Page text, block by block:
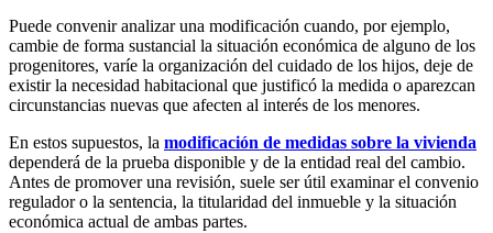
Puede convenir analizar una modificación cuando, por ejemplo,
cambie de forma sustancial la situación económica de alguno de los
progenitores, varíe la organización del cuidado de los hijos, deje de
existir la necesidad habitacional que justificó la medida o aparezcan
circunstancias nuevas que afecten al interés de los menores.
En estos supuestos, la modificación de medidas sobre la vivienda
dependerá de la prueba disponible y de la entidad real del cambio.
Antes de promover una revisión, suele ser útil examinar el convenio
regulador o la sentencia, la titularidad del inmueble y la situación
económica actual de ambas partes.